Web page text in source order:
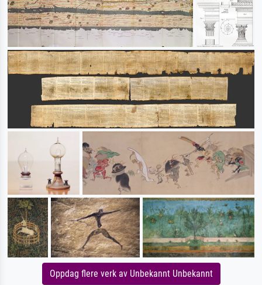
Oppdag flere verk av Unbekannt Unbekannt